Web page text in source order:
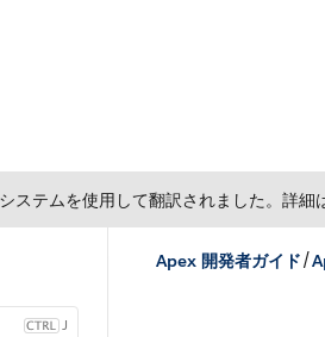
ステムを使用して翻訳されました。詳細
J
Apex 開発者ガイド/